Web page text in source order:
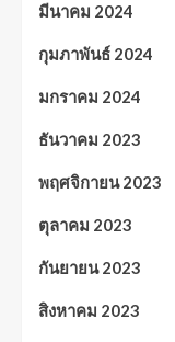
มีนาคม 2024
กุมภาพันธ์ 2024
มกราคม 2024
ธันวาคม 2023
พฤศจิกายน 2023
ตุลาคม 2023
กันยายน 2023
สิงหาคม 2023